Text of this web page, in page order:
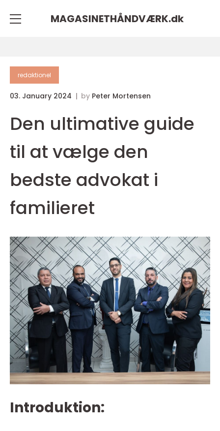
MAGASINETHÅNDVÆRK.dk
redaktionel
03. January 2024 by Peter Mortensen
Den ultimative guide
til at vælge den
bedste advokat i
familieret
Introduktion: